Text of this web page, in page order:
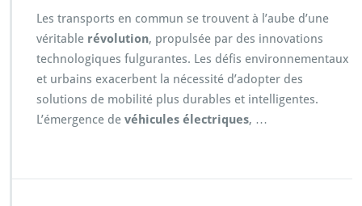
Les transports en commun se trouvent à l’aube d’une
véritable révolution, propulsée par des innovations
technologiques fulgurantes. Les défis environnementaux
et urbains exacerbent la nécessité d’adopter des
solutions de mobilité plus durables et intelligentes.
L’émergence de véhicules électriques, …